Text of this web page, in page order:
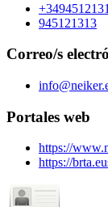
945121313
Correo/s
Portales web
https://
https://